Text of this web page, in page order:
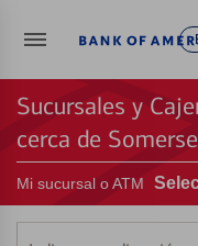
Sucursales y
cerca de
Mi sucursal o ATM